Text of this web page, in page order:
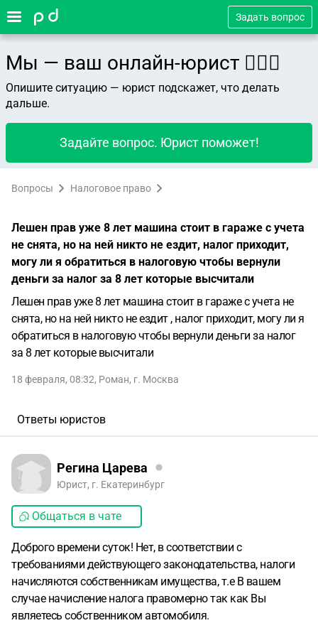
Задать вопрос
Мы — ваш онлайн-юрист 👨🏻‍⚖️
Опишите ситуацию — юрист подскажет, что делать
дальше.
Задайте вопрос. Юрист поможет!
Вопросы Налоговое право
Лешен прав уже 8 лет машина стоит в гараже с учета
не снята, но на ней никто не ездит, налог приходит,
могу ли я обратиться в налоговую чтобы вернули
деньги за налог за 8 лет которые высчитали
Лешен прав уже 8 лет машина стоит в гараже с учета не
снята, но на ней никто не ездит , налог приходит, могу ли я
обратиться в налоговую чтобы вернули деньги за налог
за 8 лет которые высчитали
18 февраля, 08:32, Роман, г. Москва
Ответы юристов
Регина Царева
Юрист, г. Екатеринбург
Общаться в чате
Доброго времени суток! Нет, в соответствии с
требованиями действующего законодательства, налоги
начисляются собственникам имущества, т.е В вашем
случае начисление налога правомерно так как Вы
являетесь собственником автомобиля.